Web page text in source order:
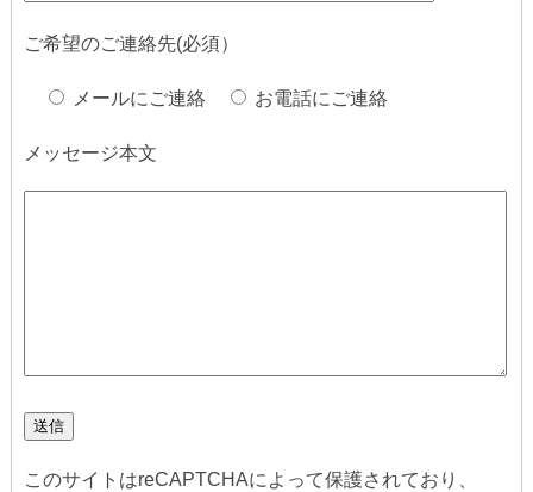
ご希望のご連絡先(必須）
メールにご連絡 お電話にご連絡
メッセージ本文
このサイトはreCAPTCHAによって保護されており、